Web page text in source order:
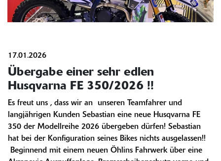
17.01.2026
Übergabe einer sehr edlen
Husqvarna FE 350/2026 !!
Es freut uns , dass wir an unseren Teamfahrer und
langjährigen Kunden Sebastian eine neue Husqvarna FE
350 der Modellreihe 2026 übergeben dürfen! Sebastian
hat bei der Konfiguration seines Bikes nichts ausgelassen!!
Beginnend mit einem neuen Öhlins Fahrwerk über eine